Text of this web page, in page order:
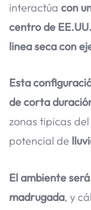
interactúa con
centro de
linea seca con
Esta
de corta
zonas tipicas
potencial de
El ambiente
madrugada, y